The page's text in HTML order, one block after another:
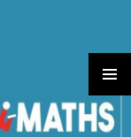
ΚΎΡΙΟ
ΜΕΝΟΎ